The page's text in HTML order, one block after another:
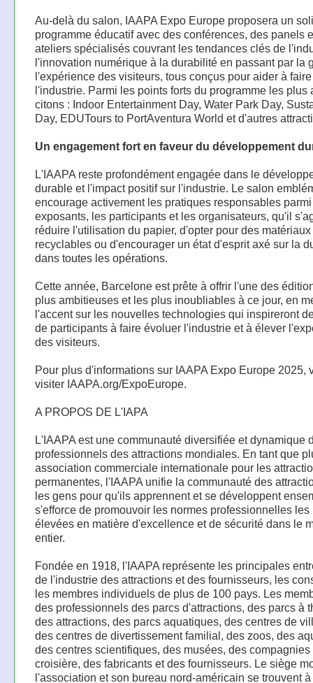
Au-delà du salon, IAAPA Expo Europe proposera un
programme éducatif avec des conférences, des panels
ateliers spécialisés couvrant les tendances clés de
l'innovation numérique à la durabilité en passant par la
l'expérience des visiteurs, tous conçus pour aider à
l'industrie. Parmi les points forts du programme les plus
citons : Indoor Entertainment Day, Water Park Day,
Day, EDUTours to PortAventura World et d'autres
Un engagement fort en faveur du développement
L'IAAPA reste profondément engagée dans le
durable et l'impact positif sur l'industrie. Le salon
encourage activement les pratiques responsables
exposants, les participants et les organisateurs, qu'il
réduire l'utilisation du papier, d'opter pour des matériaux
recyclables ou d'encourager un état d'esprit axé sur la
dans toutes les opérations.
Cette année, Barcelone est prête à offrir l'une des
plus ambitieuses et les plus inoubliables à ce jour, en
l'accent sur les nouvelles technologies qui inspireront
de participants à faire évoluer l'industrie et à élever
des visiteurs.
Pour plus d'informations sur IAAPA Expo Europe 2025,
visiter IAAPA.org/ExpoEurope.
A PROPOS DE L'IAPA
L'IAAPA est une communauté diversifiée et dynamique
professionnels des attractions mondiales. En tant que
association commerciale internationale pour les
permanentes, l'IAAPA unifie la communauté des
les gens pour qu'ils apprennent et se développent
s'efforce de promouvoir les normes professionnelles les
élevées en matière d'excellence et de sécurité dans le
entier.
Fondée en 1918, l'IAAPA représente les principales
de l'industrie des attractions et des fournisseurs, les
les membres individuels de plus de 100 pays. Les
des professionnels des parcs d'attractions, des parcs à
des attractions, des parcs aquatiques, des centres de
des centres de divertissement familial, des zoos, des
des centres scientifiques, des musées, des compagnies
croisière, des fabricants et des fournisseurs. Le siège
l'association et son bureau nord-américain se trouvent